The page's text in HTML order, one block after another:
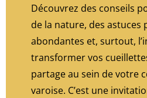
Découvrez des conseils
de la nature, des astuces
abondantes et, surtout,
transformer vos
partage au sein de votre
varoise. C’est une